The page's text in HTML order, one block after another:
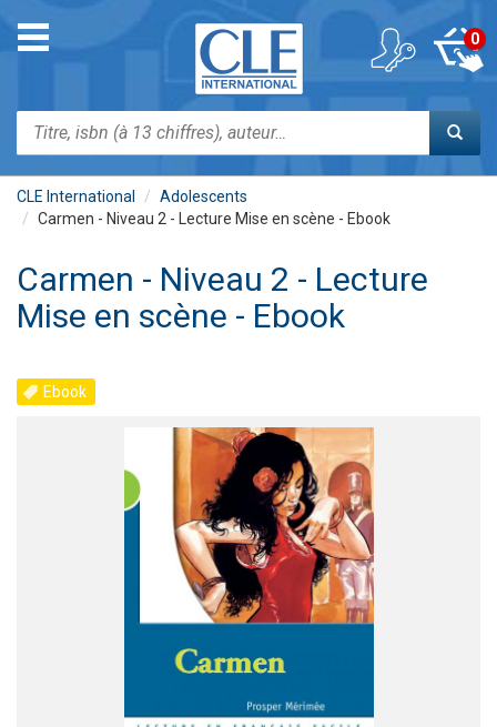
contenu
Toggle
navigation
Rechercher
0
CLE International
Adolescents
Carmen - Niveau 2 - Lecture Mise en scène - Ebook
Carmen - Niveau 2 - Lecture
Mise en scène - Ebook
Ebook